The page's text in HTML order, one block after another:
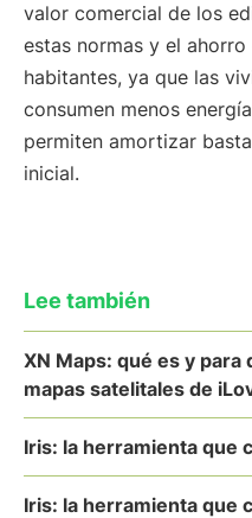
valor comercial de los
estas normas y el
habitantes, ya que las
consumen menos
permiten amortizar
inicial.
Lee también
XN Maps: qué es y
mapas satelitales de
Iris: la herramienta que
Iris: la herramienta que